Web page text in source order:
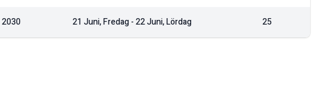
2030 21 Juni, Fredag-22 Juni, Lördag 25